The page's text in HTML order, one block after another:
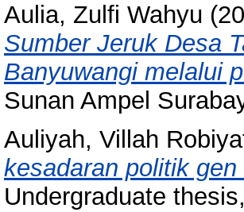
Aulia, Zulfi Wahyu
Sumber Jeruk Desa
Banyuwangi melalui
Sunan Ampel
Auliyah, Villah
kesadaran politik
Undergraduate